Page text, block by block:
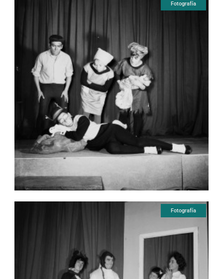
Fotografía
Fotografía